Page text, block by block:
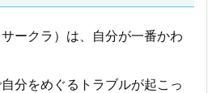
ークラ）は、自分が一番かわ
分をめぐるトラブルが起こっ